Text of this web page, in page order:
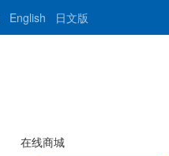
English 日文版
在线商城